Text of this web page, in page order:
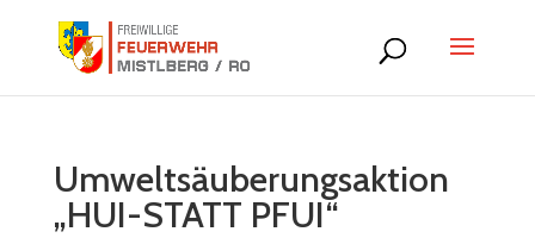
Umweltsäuberungsaktion
„HUI-STATT PFUI“